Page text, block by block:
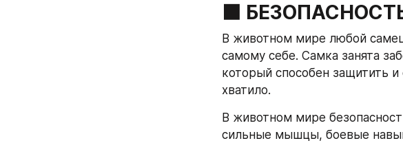
⬛️
В животном мире любой
самому себе. Самка занята
который способен защитить
хватило.
В животном мире
сильные мышцы, боевые